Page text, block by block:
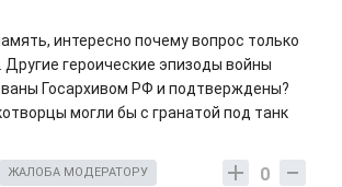
интересно почему вопрос только
героические эпизоды войны
Госархивом РФ и подтверждены?
могли бы с гранатой под танк
0
ЖАЛОБА МОДЕРАТОРУ